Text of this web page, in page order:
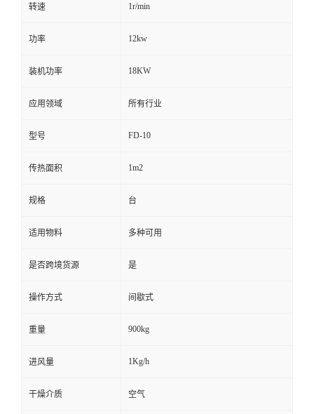
转速 1r/min
功率 12kw
装机功率 18KW
应用领域 所有行业
型号 FD-10
传热面积 1m2
规格 台
适用物料 多种可用
是否跨境货源 是
操作方式 间歇式
重量 900kg
进风量 1Kg/h
干燥介质 空气